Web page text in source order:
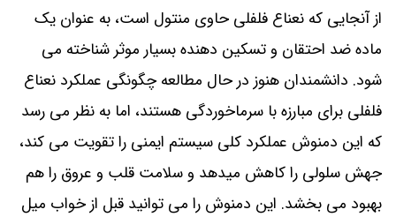
از آنجایی که نعناع فلفلی حاوی منتول است، به عنوان یک
ماده ضد احتقان و تسکین دهنده بسیار موثر شناخته می
شود. دانشمندان هنوز در حال مطالعه چگونگی عملکرد نعناع
فلفلی برای مبارزه با سرماخوردگی هستند، اما به نظر می رسد
که این دمنوش عملکرد کلی سیستم ایمنی را تقویت می کند،
جهش سلولی را کاهش میدهد و سلامت قلب و عروق را هم
بهبود می بخشد. این دمنوش را می توانید قبل از خواب میل